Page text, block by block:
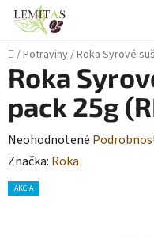
Prejsť
obsah
Domov
/Potraviny/Roka Syrové
Roka
pack 25g
Priemerné
hodnotenie
produktu
Neohodnotené
Značka: Roka
AKCIA